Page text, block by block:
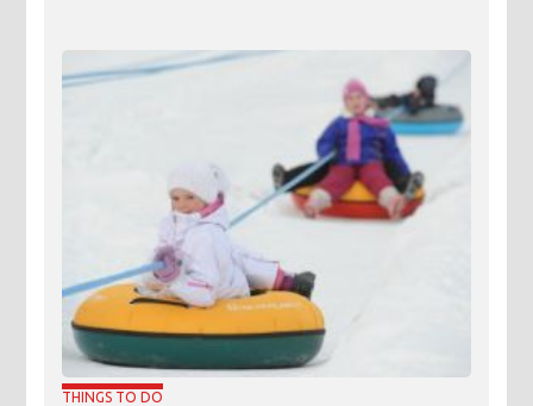
THINGS TO DO